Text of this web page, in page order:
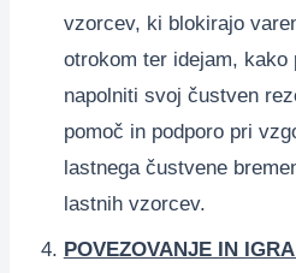
vzorcev, ki blokirajo
otrokom ter idejam, kako
napolniti svoj čustven
pomoč in podporo pri
lastnega čustvene
lastnih vzorcev.
POVEZOVANJE IN